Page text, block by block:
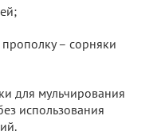
– сорняки
для мульчирования
использования